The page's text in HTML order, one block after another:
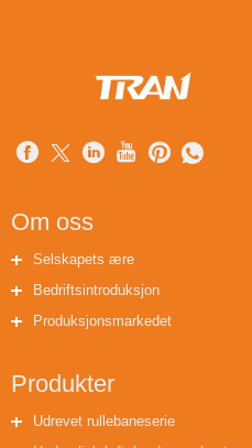
Om oss
Selskapets ære
Bedriftsintroduksjon
Produksjonsmarkedet
Produkter
Udrevet rullebaneserie